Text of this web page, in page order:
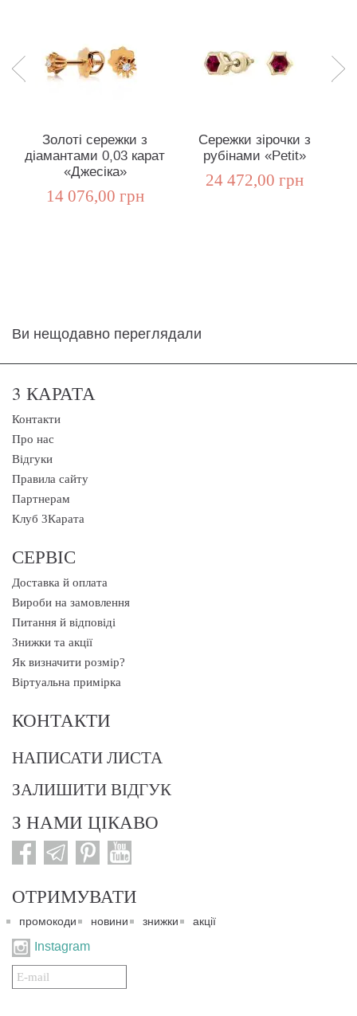
Золоті сережки з
діамантами 0,03 карат
«Джесіка»
14 076,00 грн
Сережки зірочки з
рубінами «Petit»
24 472,00 грн
Ви нещодавно переглядали
3 КАРАТА
Контакти
Про нас
Відгуки
Правила сайту
Партнерам
Клуб 3Карата
СЕРВІС
Доставка й оплата
Вироби на замовлення
Питання й відповіді
Знижки та акції
Як визначити розмір?
Віртуальна примірка
КОНТАКТИ
НАПИСАТИ ЛИСТА
ЗАЛИШИТИ ВІДГУК
З НАМИ ЦІКАВО
ОТРИМУВАТИ
промокоди новини знижки акції
Instagram
Подписаться
на